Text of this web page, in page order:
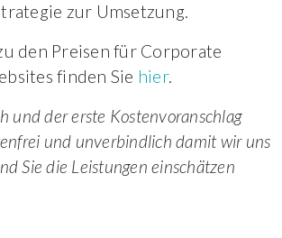
zur Umsetzung.
den Preisen für Corporate
finden Sie hier.
und der erste Kostenvoranschlag
und unverbindlich damit wir uns
Sie die Leistungen einschätzen